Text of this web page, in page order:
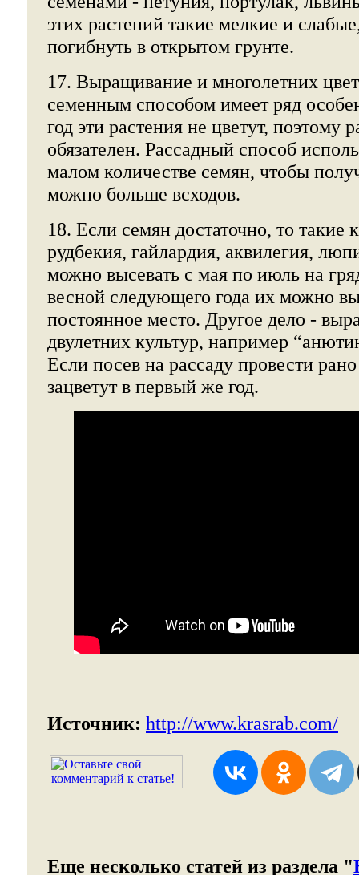
этих растений такие мелкие и
погибнуть в открытом грунте.
17. Выращивание и многолетних
семенным способом имеет ряд
год эти растения не цветут, поэтому
обязателен. Рассадный способ
малом количестве семян, чтобы
можно больше всходов.
18. Если семян достаточно, то такие
рудбекия, гайлардия, аквилегия,
можно высевать с мая по июль на
весной следующего года их можно
постоянное место. Другое дело -
двулетних культур, например
Если посев на рассаду провести
зацветут в первый же год.
Источник: http://www.krasrab.com/
Еще несколько статей из раздела "